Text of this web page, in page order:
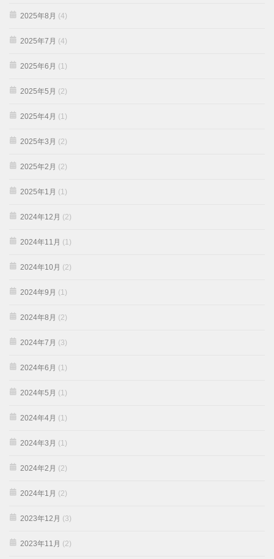
2025年8月 (4)
2025年7月 (4)
2025年6月 (1)
2025年5月 (2)
2025年4月 (1)
2025年3月 (2)
2025年2月 (2)
2025年1月 (1)
2024年12月 (2)
2024年11月 (1)
2024年10月 (2)
2024年9月 (1)
2024年8月 (2)
2024年7月 (3)
2024年6月 (1)
2024年5月 (1)
2024年4月 (1)
2024年3月 (1)
2024年2月 (2)
2024年1月 (2)
2023年12月 (3)
2023年11月 (2)